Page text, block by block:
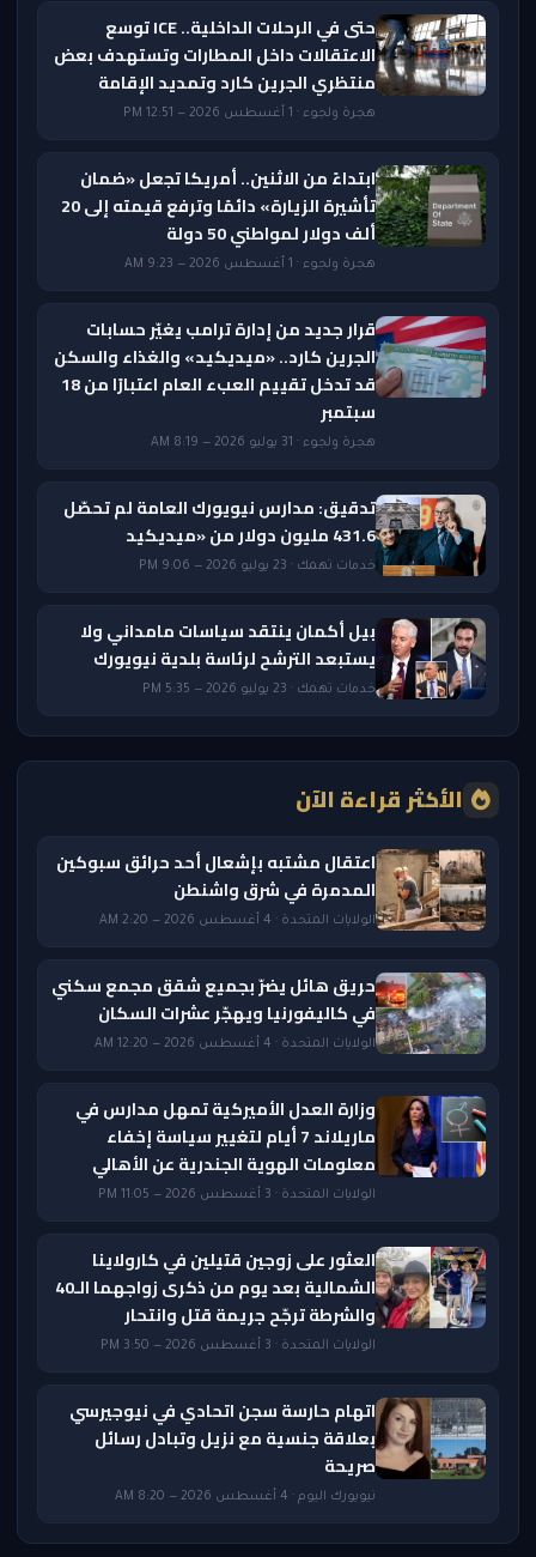
حتى في الرحلات الداخلية.. ICE توسع
الاعتقالات داخل المطارات وتستهدف بعض
منتظري الجرين كارد وتمديد الإقامة
هجرة ولجوء · 1 أغسطس 2026 — 12:51 PM
ابتداءً من الاثنين.. أمريكا تجعل «ضمان
تأشيرة الزيارة» دائمًا وترفع قيمته إلى 20
ألف دولار لمواطني 50 دولة
هجرة ولجوء · 1 أغسطس 2026 — 9:23 AM
قرار جديد من إدارة ترامب يغيّر حسابات
الجرين كارد.. «ميديكيد» والغذاء والسكن
قد تدخل تقييم العبء العام اعتبارًا من 18
سبتمبر
هجرة ولجوء · 31 يوليو 2026 — 8:19 AM
تدقيق: مدارس نيويورك العامة لم تحصّل
431.6 مليون دولار من «ميديكيد
خدمات تهمك · 23 يوليو 2026 — 9:06 PM
بيل أكمان ينتقد سياسات مامداني ولا
يستبعد الترشح لرئاسة بلدية نيويورك
خدمات تهمك · 23 يوليو 2026 — 5:35 PM
الأكثر قراءة الآن
اعتقال مشتبه بإشعال أحد حرائق سبوكين
المدمرة في شرق واشنطن
الولايات المتحدة · 4 أغسطس 2026 — 2:20 AM
حريق هائل يضرّ بجميع شقق مجمع سكني
في كاليفورنيا ويهجّر عشرات السكان
الولايات المتحدة · 4 أغسطس 2026 — 12:20 AM
وزارة العدل الأميركية تمهل مدارس في
ماريلاند 7 أيام لتغيير سياسة إخفاء
معلومات الهوية الجندرية عن الأهالي
الولايات المتحدة · 3 أغسطس 2026 — 11:05 PM
العثور على زوجين قتيلين في كارولاينا
الشمالية بعد يوم من ذكرى زواجهما الـ40
والشرطة ترجّح جريمة قتل وانتحار
الولايات المتحدة · 3 أغسطس 2026 — 3:50 PM
اتهام حارسة سجن اتحادي في نيوجيرسي
بعلاقة جنسية مع نزيل وتبادل رسائل
صريحة
نيويورك اليوم · 4 أغسطس 2026 — 8:20 AM